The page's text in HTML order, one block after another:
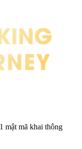
mật mã khai thông